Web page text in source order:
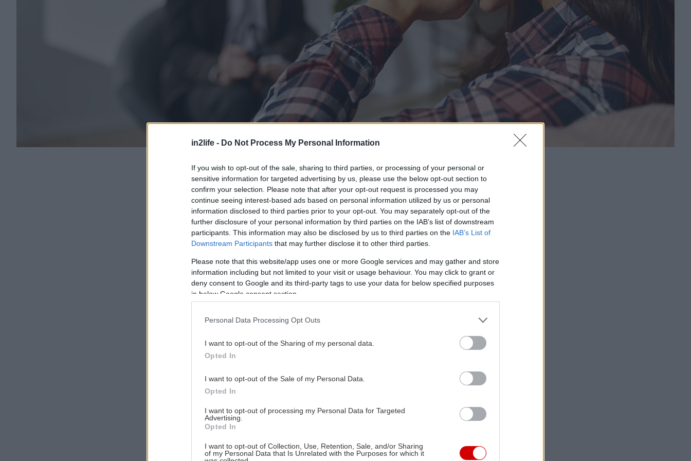
in2life - Do Not Process My Personal Information
If you wish to opt-out of the sale, sharing to third parties, or processing of your personal or
sensitive information for targeted advertising by us, please use the below opt-out section to
confirm your selection. Please note that after your opt-out request is processed you may
continue seeing interest-based ads based on personal information utilized by us or personal
information disclosed to third parties prior to your opt-out. You may separately opt-out of the
further disclosure of your personal information by third parties on the IAB’s list of downstream
participants. This information may also be disclosed by us to third parties on the IAB’s List of
Downstream Participants that may further disclose it to other third parties.
Please note that this website/app uses one or more Google services and may gather and store
information including but not limited to your visit or usage behaviour. You may click to grant or
deny consent to Google and its third-party tags to use your data for below specified purposes
in below Google consent section.
Personal Data Processing Opt Outs
I want to opt-out of the Sharing of my personal data.
Opted In
I want to opt-out of the Sale of my Personal Data.
Opted In
I want to opt-out of processing my Personal Data for Targeted
Advertising.
Opted In
I want to opt-out of Collection, Use, Retention, Sale, and/or Sharing
of my Personal Data that Is Unrelated with the Purposes for which it